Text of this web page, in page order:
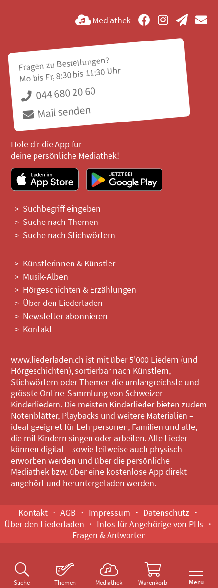
Suche Themen Mediathek Warenkorb Menu
Mediathek
Fragen zu Bestellungen?
Mo bis Fr, 8:30 bis 11:30 Uhr
044 680 20 60
Mail senden
Hole dir die App für
deine persönliche Mediathek!
Suchbegriff eingeben
Suche nach Themen
Suche nach Stichwörtern
Künstlerinnen & Künstler
Musik-Alben
Hörgeschichten & Erzählungen
Über den Liederladen
Newsletter abonnieren
Kontakt
www.liederladen.ch ist mit über 5'000 Liedern (und
Hörgeschichten), sortierbar nach Künstlern,
Stichwörtern oder Themen die umfangreichste und
grösste Online-Sammlung von Schweizer
Kinderliedern. Die meisten Kinderlieder bieten zudem
Notenblätter, Playbacks und weitere Materialien –
ideal geeignet für Lehrpersonen, Familien und alle,
die mit Kindern singen oder arbeiten. Alle Lieder
können digital – sowie teilweise auch physisch –
erworben werden und über die persönliche
Mediathek bzw. über eine kostenlose App direkt
angehört und heruntergeladen werden.
Kontakt AGB Impressum
Datenschutz
Über den Liederladen
Infos für Angehörige von PHs
Fragen & Antworten